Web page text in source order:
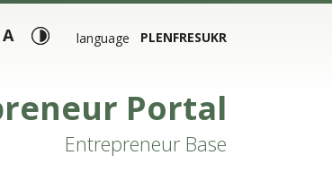
A language PLENFRESUKR
Portal
Entrepreneur Base